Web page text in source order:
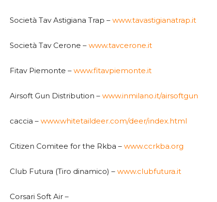
Società Tav Astigiana Trap – www.tavastigianatrap.it
Società Tav Cerone – www.tavcerone.it
Fitav Piemonte – www.fitavpiemonte.it
Airsoft Gun Distribution – www.inmilano.it/airsoftgun
caccia – www.whitetaildeer.com/deer/index.html
Citizen Comitee for the Rkba – www.ccrkba.org
Club Futura (Tiro dinamico) – www.clubfutura.it
Corsari Soft Air –